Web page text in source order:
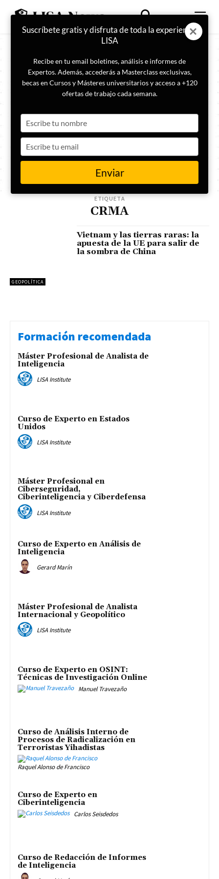
ETIQUETA
CRMA
GEOPOLÍTICA
Vietnam y las tierras raras: la
apuesta de la UE para salir de
la sombra de China
Formación recomendada
Máster Profesional de Analista de
Inteligencia
LISA Institute
Curso de Experto en Estados
Unidos
LISA Institute
Máster Profesional en
Ciberseguridad,
Ciberinteligencia y Ciberdefensa
LISA Institute
Curso de Experto en Análisis de
Inteligencia
Gerard Marín
Máster Profesional de Analista
Internacional y Geopolítico
LISA Institute
Curso de Experto en OSINT:
Técnicas de Investigación Online
Manuel Travezaño
Curso de Análisis Interno de
Procesos de Radicalización en
Terroristas Yihadistas
Raquel Alonso de Francisco
Curso de Experto en
Ciberinteligencia
Carlos Seisdedos
Curso de Redacción de Informes
de Inteligencia
Suscríbete gratis y disfruta de toda la experiencia
LISA
Recibe en tu email boletines, análisis e informes de
Expertos. Además, accederás a Masterclass exclusivas,
becas en Cursos y Másteres universitarios y acceso a +120
ofertas de trabajo cada semana.
your
name
your
email
Enviar